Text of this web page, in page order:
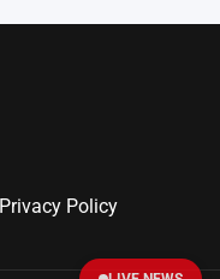
Privacy Policy